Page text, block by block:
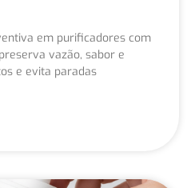
em purificadores com
vazão, sabor e
e evita paradas